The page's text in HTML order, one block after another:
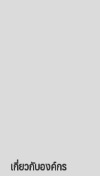
เกี่ยวกับองค์กร